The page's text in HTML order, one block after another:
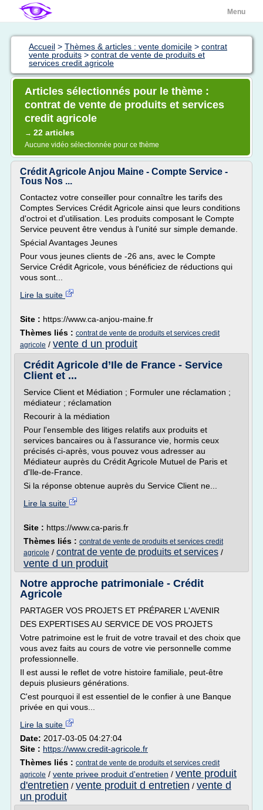
Menu
Accueil > Thèmes & articles : vente domicile > contrat
vente produits > contrat de vente de produits et
services credit agricole
Articles sélectionnés pour le thème :
contrat de vente de produits et services
credit agricole
→ 22 articles
Aucune vidéo sélectionnée pour ce thème
Crédit Agricole Anjou Maine - Compte Service -
Tous Nos ...
Contactez votre conseiller pour connaître les tarifs des
Comptes Services Crédit Agricole ainsi que leurs conditions
d'octroi et d'utilisation. Les produits composant le Compte
Service peuvent être vendus à l'unité sur simple demande.
Spécial Avantages Jeunes
Pour vous jeunes clients de -26 ans, avec le Compte
Service Crédit Agricole, vous bénéficiez de réductions qui
vous sont...
Lire la suite
Site : https://www.ca-anjou-maine.fr
Thèmes liés : contrat de vente de produits et services credit
agricole / vente d un produit
Crédit Agricole d’Ile de France - Service
Client et ...
Service Client et Médiation ; Formuler une réclamation ;
médiateur ; réclamation
Recourir à la médiation
Pour l'ensemble des litiges relatifs aux produits et
services bancaires ou à l'assurance vie, hormis ceux
précisés ci-après, vous pouvez vous adresser au
Médiateur auprès du Crédit Agricole Mutuel de Paris et
d'Ile-de-France.
Si la réponse obtenue auprès du Service Client ne...
Lire la suite
Site : https://www.ca-paris.fr
Thèmes liés : contrat de vente de produits et services credit
agricole / contrat de vente de produits et services /
vente d un produit
Notre approche patrimoniale - Crédit
Agricole
PARTAGER VOS PROJETS ET PRÉPARER L'AVENIR
DES EXPERTISES AU SERVICE DE VOS PROJETS
Votre patrimoine est le fruit de votre travail et des choix que
vous avez faits au cours de votre vie personnelle comme
professionnelle.
Il est aussi le reflet de votre histoire familiale, peut-être
depuis plusieurs générations.
C'est pourquoi il est essentiel de le confier à une Banque
privée en qui vous...
Lire la suite
Date: 2017-03-05 04:27:04
Site : https://www.credit-agricole.fr
Thèmes liés : contrat de vente de produits et services credit
agricole / vente privee produit d'entretien / vente produit
d'entretien / vente produit d entretien / vente d
un produit